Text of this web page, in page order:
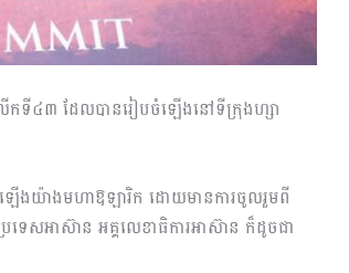
និង
ប្រតិកម្ម
កទី៤៣ ដែលបានរៀបចំឡើងនៅទីក្រុងហ្សា
ើងយ៉ាងមហាឱឡារិក ដោយមានការចូលរួមពី
ទេសអាស៊ាន អគ្គលេខាធិការអាស៊ាន ក៏ដូចជា